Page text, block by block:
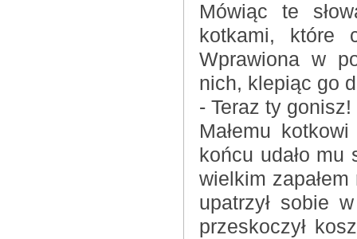
Mówiąc te
kotkami, które
Wprawiona w
nich, klepiąc go
- Teraz ty gonisz!
Małemu
końcu udało
wielkim
upatrzył sobie
przeskoczył